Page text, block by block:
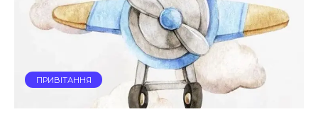
ПРИВІТАННЯ